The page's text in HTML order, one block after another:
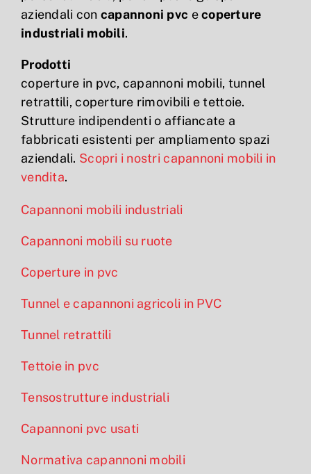
aziendali con capannoni pvc ecoperture
industriali mobili.
Prodotti
coperture in pvc, capannoni mobili, tunnel
retrattili, coperture rimovibili e tettoie.
Strutture indipendenti o affiancate a
fabbricati esistenti per ampliamento spazi
aziendali. Scopri i nostri capannoni mobili in
vendita.
Capannoni mobili industriali
Capannoni mobili su ruote
Coperture in pvc
Tunnel e capannoni agricoli in PVC
Tunnel retrattili
Tettoie in pvc
Tensostrutture industriali
Capannoni pvc usati
Normativa capannoni mobili